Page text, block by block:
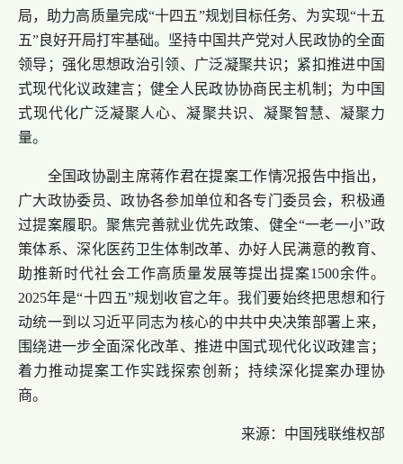
局，助力高质量完成“十四五”规划目标任务、为实现“十五
五”良好开局打牢基础。坚持中国共产党对人民政协的全面
领导；强化思想政治引领、广泛凝聚共识；紧扣推进中国
式现代化议政建言；健全人民政协协商民主机制；为中国
式现代化广泛凝聚人心、凝聚共识、凝聚智慧、凝聚力
量。
全国政协副主席蒋作君在提案工作情况报告中指出，
广大政协委员、政协各参加单位和各专门委员会，积极通
过提案履职。聚焦完善就业优先政策、健全“一老一小”政
策体系、深化医药卫生体制改革、办好人民满意的教育、
助推新时代社会工作高质量发展等提出提案1500余件。
2025年是“十四五”规划收官之年。我们要始终把思想和行
动统一到以习近平同志为核心的中共中央决策部署上来，
围绕进一步全面深化改革、推进中国式现代化议政建言；
着力推动提案工作实践探索创新；持续深化提案办理协
商。
来源：中国残联维权部